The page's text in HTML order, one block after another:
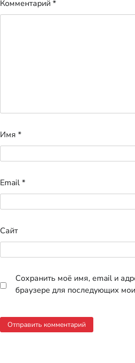
Комментарий *
Имя *
Email*
Сайт
Сохранить моё имя, email и
браузере для последующих